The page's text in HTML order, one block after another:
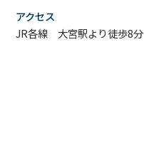
アクセス
JR各線 大宮駅より徒歩8分